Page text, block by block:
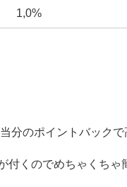
1,0%
分のポイントバックで
くのでめちゃくちゃ